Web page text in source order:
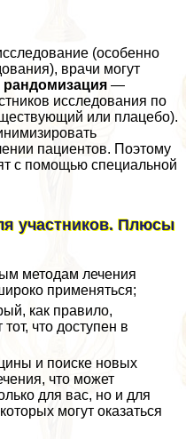
(особенно
врачи могут
рандомизация —
исследования по
или плацебо).
пациентов. Поэтому
с помощью специальной
участников. Плюсы
методам лечения
применяться;
как правило,
что доступен в
и поиске новых
что может
для вас, но и для
могут оказаться